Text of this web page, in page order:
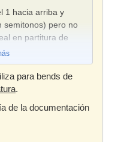
1 hacia arriba y
semitonos) pero no
en partitura de
para bends de
.
de la documentación